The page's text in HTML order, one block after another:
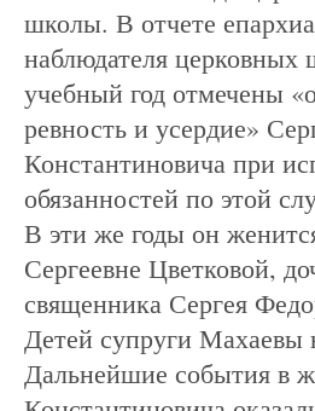
школы. В отчете
наблюдателя церковных
учебный год отмечены
ревность и усердие»
Константиновича при
обязанностей по этой
В эти же годы он
Сергеевне Цветковой,
священника Сергея
Детей супруги Махаевы
Дальнейшие события в